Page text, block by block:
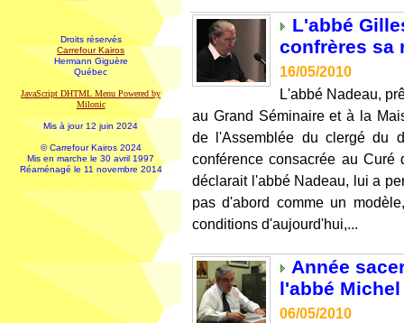
Droits réservés
Carrefour Kairos
Hermann Giguère
Québec
JavaScript DHTML Menu Powered by
Milonic
Mis à jour 12 juin 2024
© Carrefour Kairos 2024
Mis en marche le 30 avril 1997
Réaménagé le 11 novembre 2014
L'abbé
confrères sa
16/05/2010
L'abbé Nadeau,
au Grand Séminaire et à la
de l'Assemblée du clergé du
conférence consacrée au Curé
déclarait l'abbé Nadeau, lui a
pas d'abord comme un
conditions d'aujourd'hui,...
Année
l'abbé
06/05/2010